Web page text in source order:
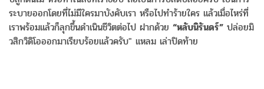
ระบายออกโดยที่ไม่มีใครมาบังคับเรา หรือไปทำร้ายใคร แล้วเมื่อไหร่ที่
เราพร้อมแล้วก็ลุกขึ้นดำเนินชีวิตต่อไป ฝากด้วย “หลับนิรันดร์” ปล่อยมิ
วสิกวิดิโอออกมาเรียบร้อยแล้วครับ" แหลม เล่าปิดท้าย